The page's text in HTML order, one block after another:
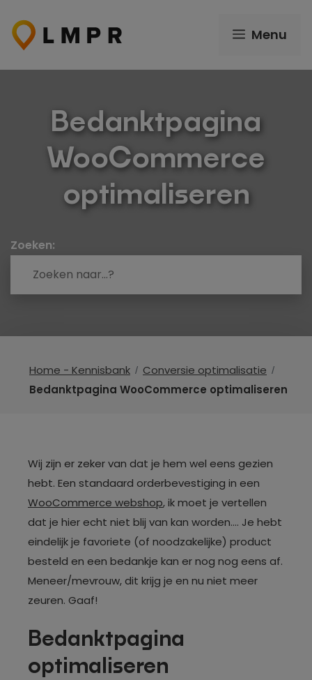
naar
inhoud
Menu
Bedanktpagina
WooCommerce
optimaliseren
Zoeken:
Home - Kennisbank
Conversie optimalisatie
Bedanktpagina WooCommerce optimaliseren
Wij zijn er zeker van dat je hem wel eens gezien
hebt. Een standaard orderbevestiging in een
WooCommerce webshop, ik moet je vertellen
dat je hier echt niet blij van kan worden…. Je hebt
eindelijk je favoriete (of noodzakelijke) product
besteld en een bedankje kan er nog nog eens af.
Meneer/mevrouw, dit krijg je en nu niet meer
zeuren. Gaaf!
Bedanktpagina
optimaliseren